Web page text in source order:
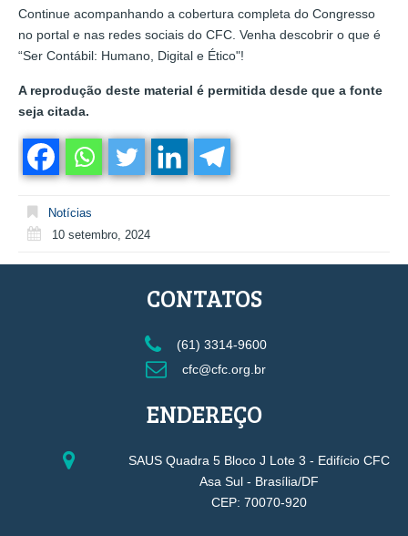
Continue acompanhando a cobertura completa do Congresso
no portal e nas redes sociais do CFC. Venha descobrir o que é
“Ser Contábil: Humano, Digital e Ético"!
A reprodução deste material é permitida desde que a fonte
seja citada.
Notícias
10 setembro, 2024
CONTATOS
(61) 3314-9600
cfc@cfc.org.br
ENDEREÇO
SAUS Quadra 5 Bloco J Lote 3 - Edifício CFC
Asa Sul - Brasília/DF
CEP: 70070-920